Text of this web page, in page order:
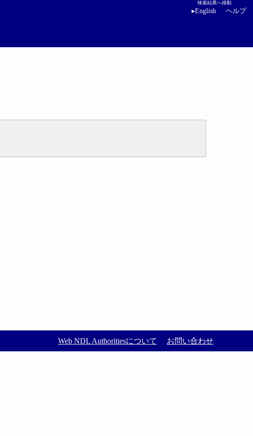
検索結果へ移動
▸English ヘルプ
Web NDL Authoritiesについて お問い合わせ